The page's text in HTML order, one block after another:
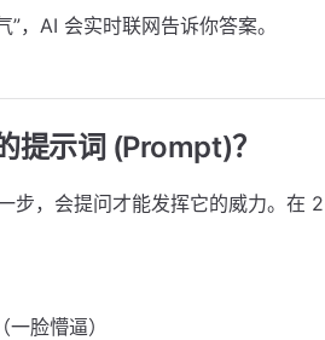
”，AI 会实时联网告诉你答案。
提示词 (Prompt)？
步，会提问才能发挥它的威力。在
脸懵逼）